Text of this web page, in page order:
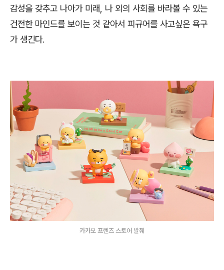
감성을 갖추고 나아가 미래, 나 외의 사회를 바라볼 수 있는
건전한 마인드를 보이는 것 같아서 피규어를 사고싶은 욕구
가 생긴다.
카카오 프렌즈 스토어 발췌